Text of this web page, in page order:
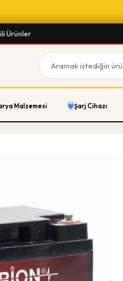
Ürünler
Malzemesi Şarj Cihazı